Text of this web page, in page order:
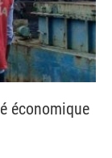
économique